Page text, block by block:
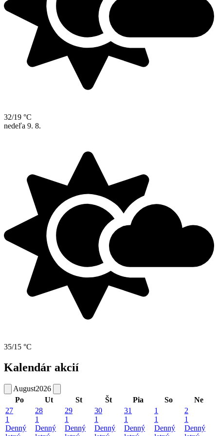
32/19 °C
nedeľa 9. 8.
35/15 °C
Kalendár akcií
August2026
Po
Ut St Št Pia So
Ne
27
1
Denný
28
1
Denný
29
1
Denný
30
1
Denný
31
1
Denný
1
1
Denný
2
1
Denný